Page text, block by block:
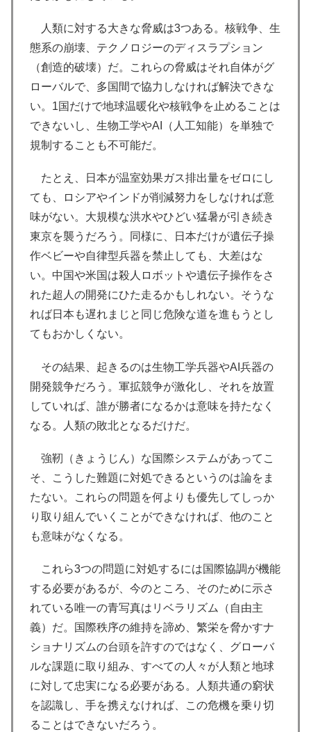
人類に対する大きな脅威は3つある。核戦争、生
態系の崩壊、テクノロジーのディスラプション
（創造的破壊）だ。これらの脅威はそれ自体がグ
ローバルで、多国間で協力しなければ解決できな
い。1国だけで地球温暖化や核戦争を止めることは
できないし、生物工学やAI（人工知能）を単独で
規制することも不可能だ。
たとえ、日本が温室効果ガス排出量をゼロにし
ても、ロシアやインドが削減努力をしなければ意
味がない。大規模な洪水やひどい猛暑が引き続き
東京を襲うだろう。同様に、日本だけが遺伝子操
作ベビーや自律型兵器を禁止しても、大差はな
い。中国や米国は殺人ロボットや遺伝子操作をさ
れた超人の開発にひた走るかもしれない。そうな
れば日本も遅れまじと同じ危険な道を進もうとし
てもおかしくない。
その結果、起きるのは生物工学兵器やAI兵器の
開発競争だろう。軍拡競争が激化し、それを放置
していれば、誰が勝者になるかは意味を持たなく
なる。人類の敗北となるだけだ。
強靭（きょうじん）な国際システムがあってこ
そ、こうした難題に対処できるというのは論をま
たない。これらの問題を何よりも優先してしっか
り取り組んでいくことができなければ、他のこと
も意味がなくなる。
これら3つの問題に対処するには国際協調が機能
する必要があるが、今のところ、そのために示さ
れている唯一の青写真はリベラリズム（自由主
義）だ。国際秩序の維持を諦め、繁栄を脅かすナ
ショナリズムの台頭を許すのではなく、グローバ
ルな課題に取り組み、すべての人々が人類と地球
に対して忠実になる必要がある。人類共通の窮状
を認識し、手を携えなければ、この危機を乗り切
ることはできないだろう。